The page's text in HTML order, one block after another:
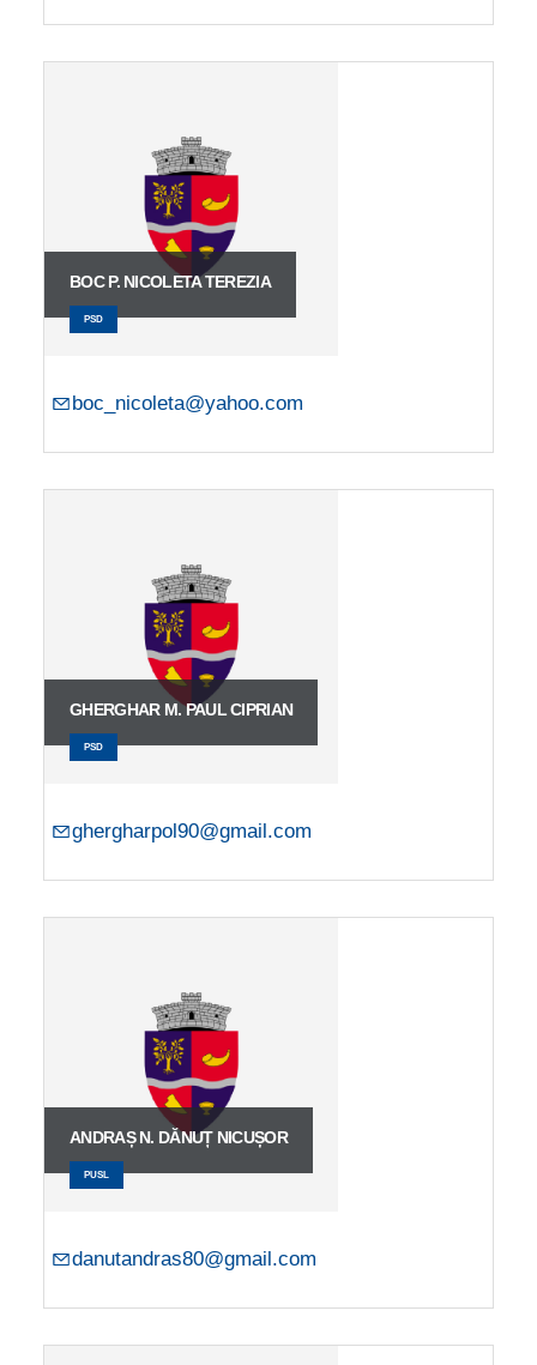
BOC P. NICOLETA TEREZIA
PSD
boc_nicoleta@yahoo.com
GHERGHAR M. PAUL CIPRIAN
PSD
ghergharpol90@gmail.com
ANDRAȘ N. DĂNUȚ NICUȘOR
PUSL
danutandras80@gmail.com